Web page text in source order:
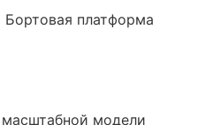
Бортовая платформа
модели